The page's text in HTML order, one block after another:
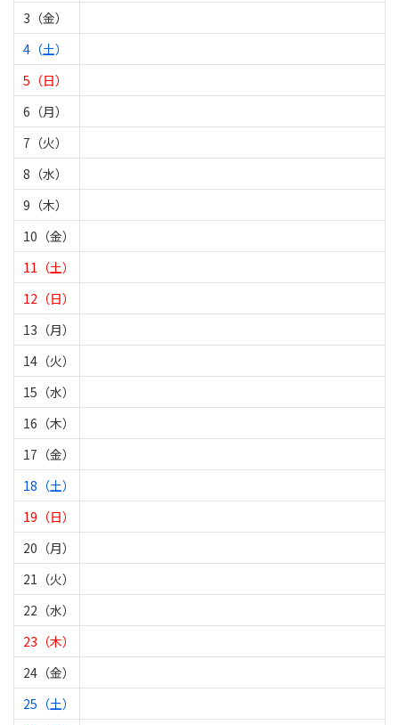
3（金）
4（土）
5（日）
6（月）
7（火）
8（水）
9（木）
10（金）
11（土）
12（日）
13（月）
14（火）
15（水）
16（木）
17（金）
18（土）
19（日）
20（月）
21（火）
22（水）
23（木）
24（金）
25（土）